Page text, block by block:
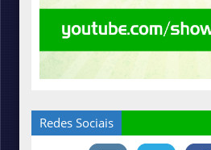
Redes Sociais